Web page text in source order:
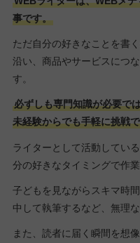
事です。
ただ自分の好きなことを書
沿い、商品やサービスにつ
す。
必ずしも専門知識が必要で
未経験からでも手軽に挑戦
ライターとして活動してい
分の好きなタイミングで作
子どもを見ながらスキマ時
中して執筆するなど、無理
また、読者に届く瞬間を想